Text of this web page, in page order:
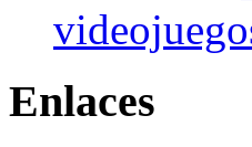
Enlaces